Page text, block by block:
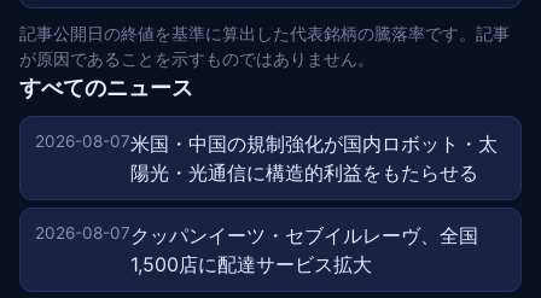
記事公開日の終値を基準に算出した代表銘柄の騰落率です。記事
が原因であることを示すものではありません。
すべてのニュース
2026-08-07米国・中国の規制強化が国内ロボット・太
陽光・光通信に構造的利益をもたらせる
2026-08-07クッパンイーツ・セブイルレーヴ、全国
1,500店に配達サービス拡大